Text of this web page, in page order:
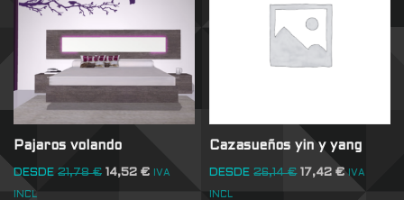
Pajaros volando
DESDE 21,78€ 14,52 € IVA
INCL
Cazasueños yin y yang
DESDE 26,14€ 17,42€ IVA
INCL